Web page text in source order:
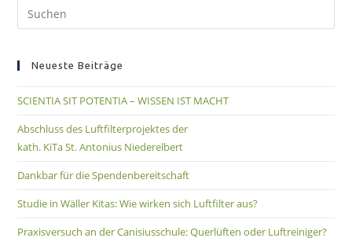
Neueste Beiträge
SCIENTIA SIT POTENTIA – WISSEN IST MACHT
Abschluss des Luftfilterprojektes der
kath. KiTa St. Antonius Niederelbert
Dankbar für die Spendenbereitschaft
Studie in Wäller Kitas: Wie wirken sich Luftfilter aus?
Praxisversuch an der Canisiusschule: Querlüften oder Luftreiniger?